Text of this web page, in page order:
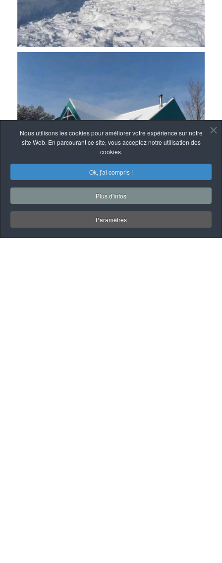
Nous utilisons les cookies pour améliorer votre expérience sur notre
site Web. En parcourant ce site, vous acceptez notre utilisation des
cookies.
Ok, j'ai compris !
Plus d'infos
Paramètres